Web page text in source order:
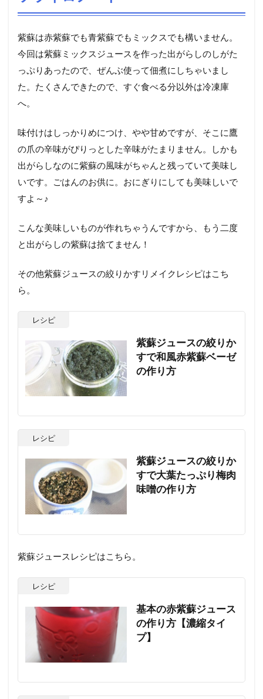
紫蘇は赤紫蘇でも青紫蘇でもミックスでも構いません。
今回は紫蘇ミックスジュースを作った出がらしのしがた
っぷりあったので、ぜんぶ使って佃煮にしちゃいまし
た。たくさんできたので、すぐ食べる分以外は冷凍庫
へ。
味付けはしっかりめにつけ、やや甘めですが、そこに鷹
の爪の辛味がぴりっとした辛味がたまりません。しかも
出がらしなのに紫蘇の風味がちゃんと残っていて美味し
いです。ごはんのお供に。おにぎりにしても美味しいで
すよ～♪
こんな美味しいものが作れちゃうんですから、もう二度
と出がらしの紫蘇は捨てません！
その他紫蘇ジュースの絞りかすリメイクレシピはこち
ら。
レシピ
紫蘇ジュースの絞りか
すで和風赤紫蘇ベーゼ
の作り方
レシピ
紫蘇ジュースの絞りか
すで大葉たっぷり梅肉
味噌の作り方
紫蘇ジュースレシピはこちら。
レシピ
基本の赤紫蘇ジュース
の作り方【濃縮タイ
プ】